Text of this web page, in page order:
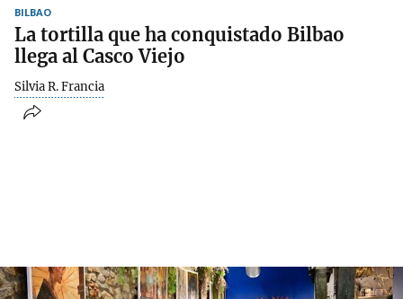
BILBAO
La tortilla que ha conquistado Bilbao
llega al Casco Viejo
Silvia R. Francia